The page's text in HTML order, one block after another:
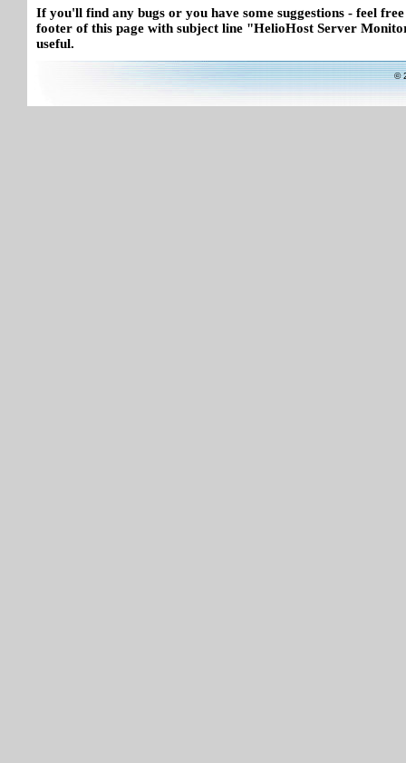
If you'll find any bugs or you have some suggestions - feel
footer of this page with subject line "HelioHost Server
useful.
©